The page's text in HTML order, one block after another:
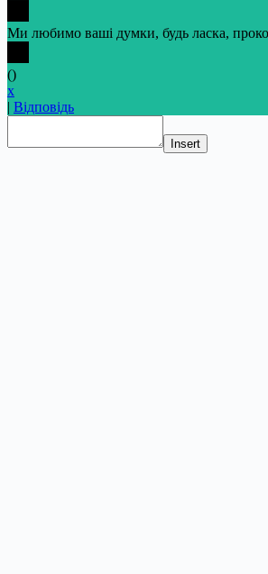
Ми любимо ваші думки, будь ласка,
()
x
| Відповідь
Insert